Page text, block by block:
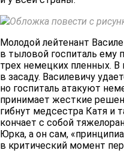
Обложка повести с
Молодой лейтенант
в тыловой госпиталь ему
трех немецких пленных. В
в засаду. Василевичу
но госпиталь атакуют
принимает жесткие
гибнут медсестра Катя и
кончает с собой
Юрка, а он сам,
в критический момент